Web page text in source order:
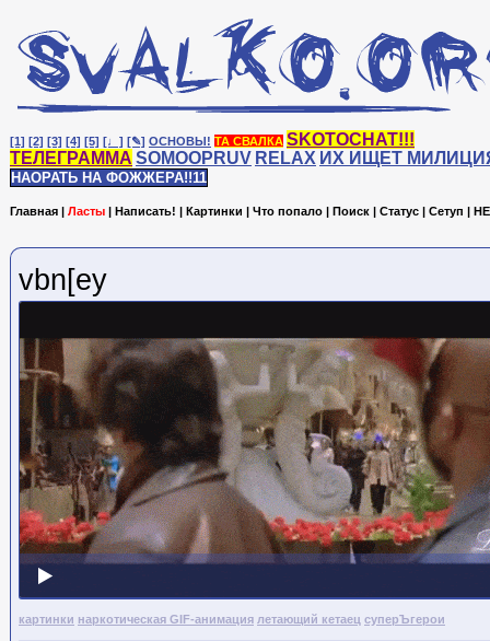
[1] [2] [3] [4] [5] [♩] [✎] ОСНОВЫ! ТА СВАЛКА SKOTOCHAT!!!
ТЕЛЕГРАММА SOMOOPRUV RELAX ИХ ИЩЕТ
НАОРАТЬ НА ФОЖЖЕРА!!11
Главная | Ласты | Написать! | Картинки | Что попало | Поиск | Статус | Сетуп |
vbn[ey
картинки наркотическая GIF-анимация летающий кетаец суперЪгерои